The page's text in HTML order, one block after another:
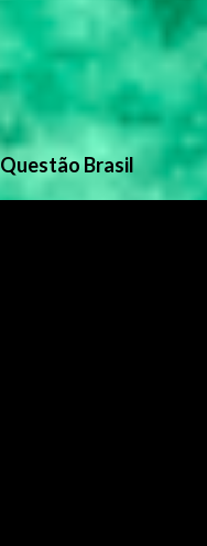
Questão Brasil